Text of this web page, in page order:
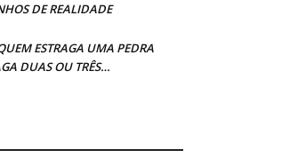
DE REALIDADE
ESTRAGA UMA PEDRA
DUAS OU TRÊS…